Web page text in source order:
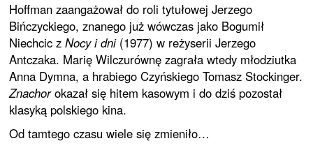
Hoffman zaangażował do roli tytułowej Jerzego
Bińczyckiego, znanego już wówczas jako Bogumił
Niechcic zNocy i dni(1977) w reżyserii Jerzego
Antczaka. Marię Wilczurównę zagrała wtedy młodziutka
Anna Dymna, a hrabiego Czyńskiego Tomasz Stockinger.
Znachorokazał się hitem kasowym i do dziś pozostał
klasyką polskiego kina.
Od tamtego czasu wiele się zmieniło…